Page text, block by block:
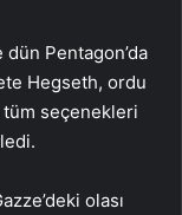
Pentagon’da
Hegseth, ordu
tüm seçenekleri
olası